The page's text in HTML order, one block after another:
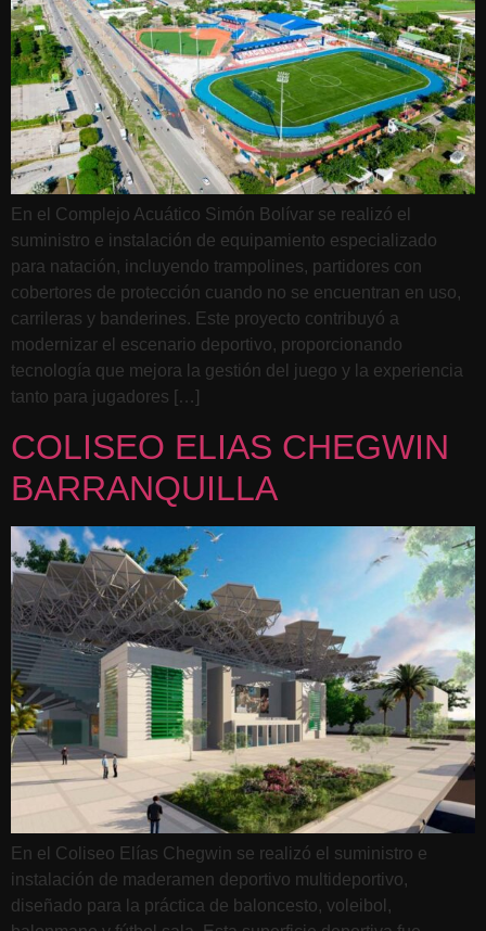
En el Complejo Acuático Simón Bolívar se realizó el
suministro e instalación de equipamiento especializado
para natación, incluyendo trampolines, partidores con
cobertores de protección cuando no se encuentran en uso,
carrileras y banderines. Este proyecto contribuyó a
modernizar el escenario deportivo, proporcionando
tecnología que mejora la gestión del juego y la experiencia
tanto para jugadores […]
COLISEO ELIAS CHEGWIN
BARRANQUILLA
En el Coliseo Elías Chegwin se realizó el suministro e
instalación de maderamen deportivo multideportivo,
diseñado para la práctica de baloncesto, voleibol,